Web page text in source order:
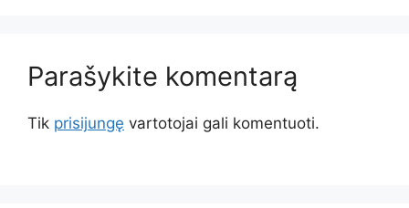
Parašykite komentarą
Tik prisijungę vartotojai gali komentuoti.